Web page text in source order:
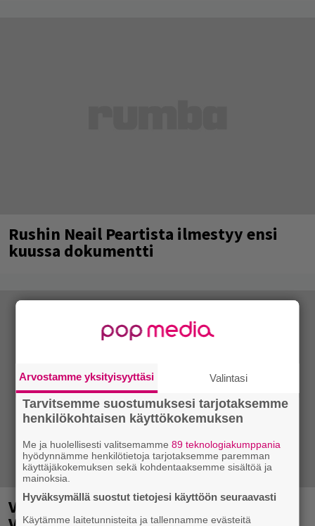
Rushin Neail Peartista ilmestyy ensi
kuussa dokumentti
Valtava Yle 100 vuotta -tapahtuma
Arvostamme yksityisyyttäsi Valintasi
Tarvitsemme suostumuksesi tarjotaksemme
henkilökohtaisen käyttökokemuksen
Me ja huolellisesti valitsemamme89 teknologiakumppania
hyödynnämme henkilötietoja tarjotaksemme paremman
käyttäjäkokemuksen sekä kohdentaaksemme sisältöä ja
mainoksia.
Hyväksymällä suostut tietojesi käyttöön seuraavasti
Käytämme laitetunnisteita ja tallennamme evästeitä